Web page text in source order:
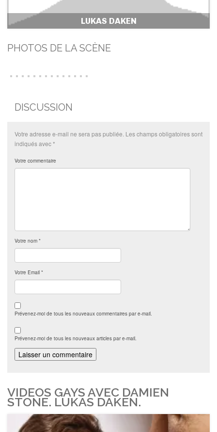
LUKAS DAKEN
PHOTOS DE LA SCÈNE
DISCUSSION
Votre adresse e-mail ne sera pas publiée. Les champs obligatoires sont
indiqués avec*
Votre commentaire
Votre nom *
Votre Email *
Prévenez-moi de tous les nouveaux commentaires par e-mail.
Prévenez-moi de tous les nouveaux articles par e-mail.
VIDEOS GAYS AVEC DAMIEN
STONE. LUKAS DAKEN.